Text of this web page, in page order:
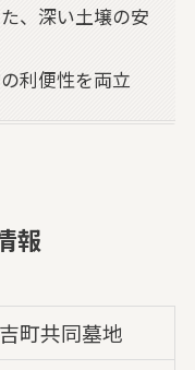
、深い土壌の安
利便性を両立
報
町共同墓地